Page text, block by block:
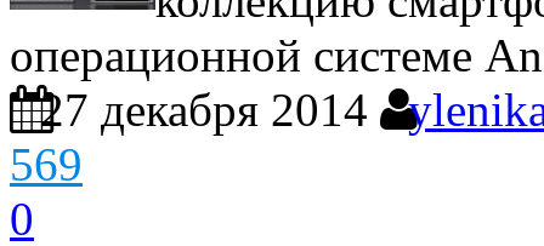
операционной системе
27 декабря 2014
569
0